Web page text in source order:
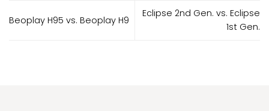
Beoplay H95 vs. Beoplay H9
Eclipse 2nd Gen. vs. Eclipse
1st Gen.